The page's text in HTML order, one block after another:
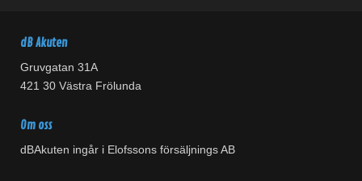
dB Akuten
Gruvgatan 31A
421 30 Västra Frölunda
Om oss
dBAkuten ingår i Elofssons försäljnings AB